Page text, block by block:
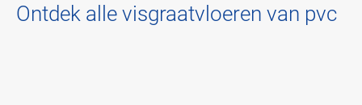
Ontdek alle visgraatvloeren van pvc